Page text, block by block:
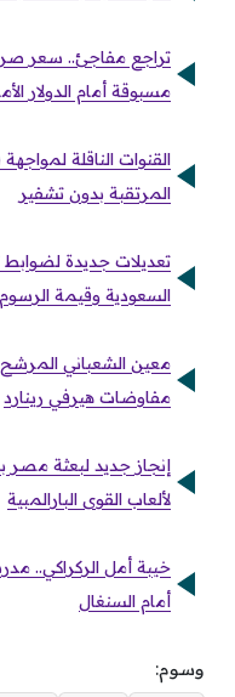
تراجع مفاجئ.. سعر صرف
مسبوقة أمام الدولار
القنوات الناقلة
المرتقبة بدون تشفير
تعديلات جديدة لضوابط
السعودية وقيمة
معين الشعباني المرشح
مفاوضات هيرفي رينارد
إنجاز جديد لبعثة مصر
لألعاب القوى البارالمبية
خيبة أمل الركراكي..
أمام السنغال
وسوم: